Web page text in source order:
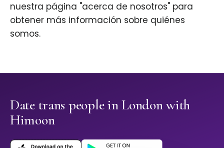
nuestra página "acerca de nosotros" para
obtener más información sobre quiénes
somos.
Date trans people in London with
Himoon